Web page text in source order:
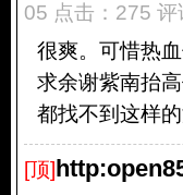
05 点击：275 评
很爽。可惜热
求余谢紫南抬
都找不到这样
[顶]